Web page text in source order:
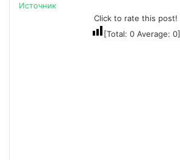
Источник
Click to rate this post!
[Total: 0Average: 0]